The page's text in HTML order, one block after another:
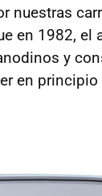
nuestras
en 1982,
y
en principio